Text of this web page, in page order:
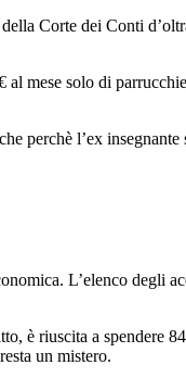
Corte dei Conti
al mese solo di
perchè l’ex
L’elenco degli
è riuscita a spendere
un mistero.